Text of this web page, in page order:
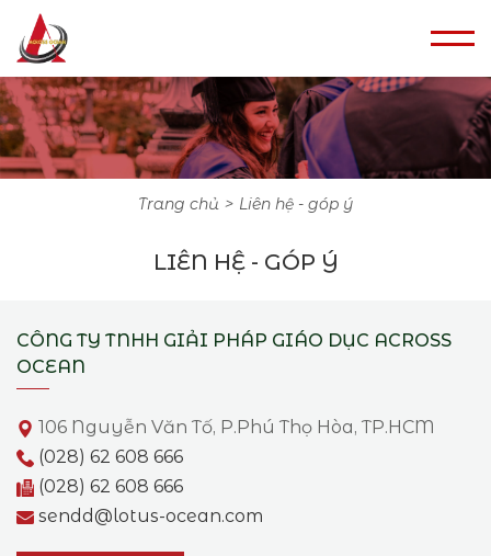
trang chủ liên hệ - góp ý
LIÊN HỆ - GÓP Ý
CÔNG TY TNHH GIẢI PHÁP GIÁO DỤC ACROSS
OCEAN
106 Nguyễn Văn Tố, P.Phú Thọ Hòa, TP.HCM
(028) 62 608 666
(028) 62 608 666
sendd@lotus-ocean.com